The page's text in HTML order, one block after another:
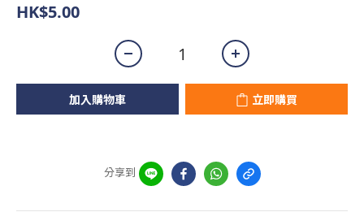
HK$5.00
加入購物車 立即購買
分享到